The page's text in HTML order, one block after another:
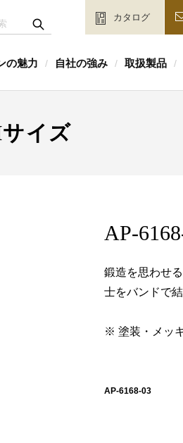
カタログ
の魅力 / 自社の強み / 取扱製品 /
イズ
AP-
鍛造を思わせ
士をバンドで
※ 塗装・メッ
AP-6168-03